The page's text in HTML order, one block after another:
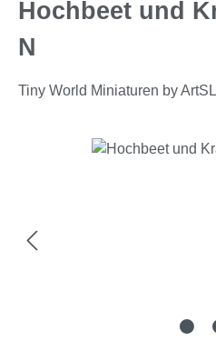
Hochbeet und
N
Tiny World Miniaturen by ArtSL
Bildergalerie überspringen